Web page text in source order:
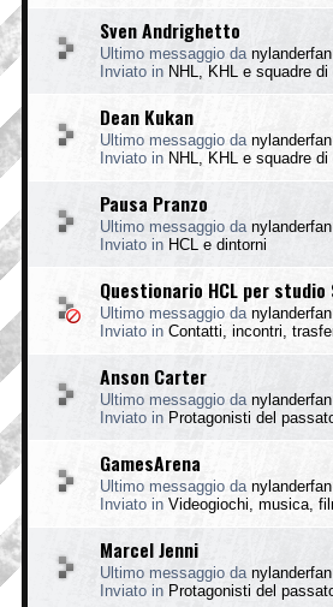
Sven Andrighetto
Ultimo messaggio da nylanderfan
Inviato in NHL, KHL e squadre di
Dean Kukan
Ultimo messaggio da nylanderfan
Inviato in NHL, KHL e squadre di
Pausa Pranzo
Ultimo messaggio da nylanderfan
Inviato in HCL e dintorni
Questionario HCL per studio
Ultimo messaggio da nylanderfan
Inviato in Contatti, incontri,
Anson Carter
Ultimo messaggio da nylanderfan
Inviato in Protagonisti del
GamesArena
Ultimo messaggio da nylanderfan
Inviato in Videogiochi, musica,
Marcel Jenni
Ultimo messaggio da nylanderfan
Inviato in Protagonisti del